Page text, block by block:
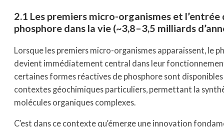
2.1 Les premiers micro-organismes et l’entrée
phosphore dans la vie (~3,8–3,5 milliards
Lorsque les premiers micro-organismes apparaissent, le
devient immédiatement central dans leur
certaines formes réactives de phosphore sont disponibles
contextes géochimiques particuliers, permettant la
molécules organiques complexes.
C’est dans ce contexte qu’émerge une innovation